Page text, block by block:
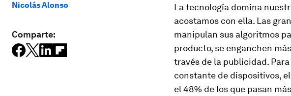
Nicolás Alonso
Comparte:
La tecnología domina
acostamos con ella. Las
manipulan sus algoritmos
producto, se enganchen
través de la publicidad.
constante de dispositivos,
el 48% de los que pasan